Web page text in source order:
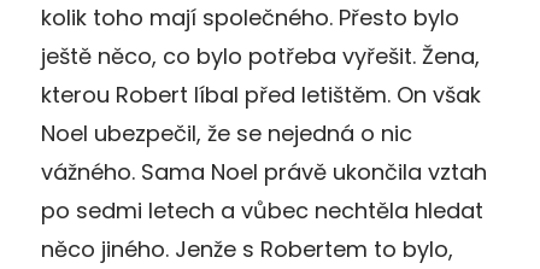
kolik toho mají společného. Přesto bylo
ještě něco, co bylo potřeba vyřešit. Žena,
kterou Robert líbal před letištěm. On však
Noel ubezpečil, že se nejedná o nic
vážného. Sama Noel právě ukončila vztah
po sedmi letech a vůbec nechtěla hledat
něco jiného. Jenže s Robertem to bylo,